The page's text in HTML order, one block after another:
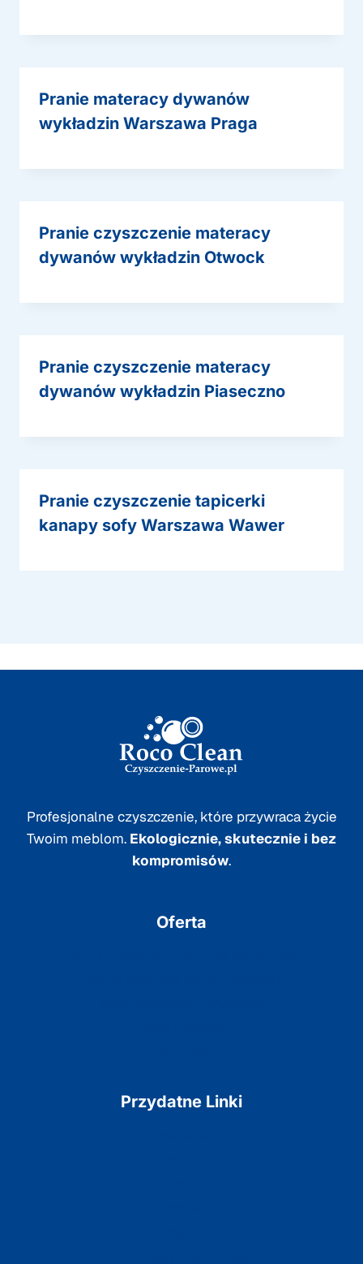
Pranie materacy dywanów
wykładzin Warszawa Praga
Pranie czyszczenie materacy
dywanów wykładzin Otwock
Pranie czyszczenie materacy
dywanów wykładzin Piaseczno
Pranie czyszczenie tapicerki
kanapy sofy Warszawa Wawer
Profesjonalne czyszczenie, które przywraca życie
Twoim meblom. Ekologicznie, skutecznie i bez
kompromisów.
Oferta
Przydatne Linki